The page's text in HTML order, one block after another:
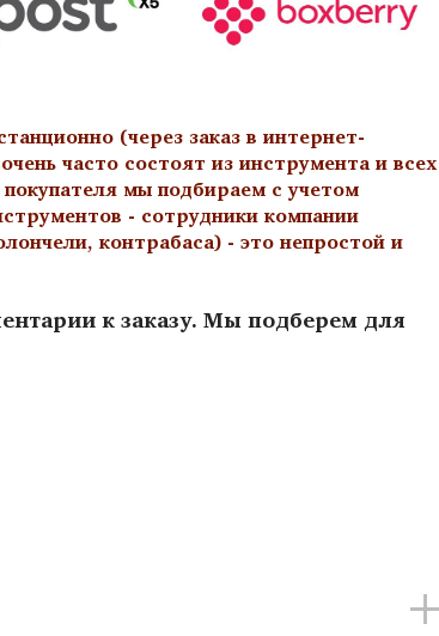
(через заказ в интернет-
часто состоят из инструмента и всех
мы подбираем с учетом
- сотрудники компании
контрабаса) - это непростой и
к заказу. Мы подберем для